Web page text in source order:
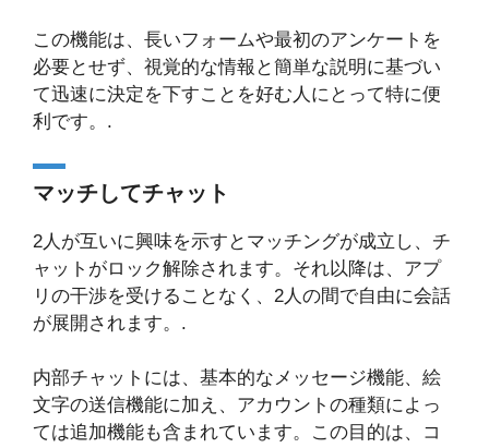
この機能は、長いフォームや最初のアンケートを
必要とせず、視覚的な情報と簡単な説明に基づい
て迅速に決定を下すことを好む人にとって特に便
利です。.
マッチしてチャット
2人が互いに興味を示すとマッチングが成立し、チ
ャットがロック解除されます。それ以降は、アプ
リの干渉を受けることなく、2人の間で自由に会話
が展開されます。.
内部チャットには、基本的なメッセージ機能、絵
文字の送信機能に加え、アカウントの種類によっ
ては追加機能も含まれています。この目的は、コ